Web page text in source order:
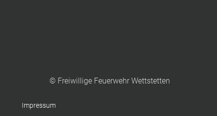
© Freiwillige Feuerwehr Wettstetten
Impressum